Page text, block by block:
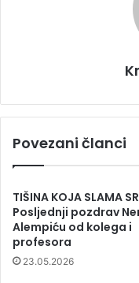
Povezani članci
TIŠINA KOJA SLAMA
Posljednji pozdrav
Alempiću od kolega i
profesora
23.05.2026